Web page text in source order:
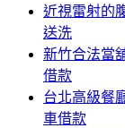
近視雷射的
送洗
新竹合法當
借款
台北高級餐
車借款